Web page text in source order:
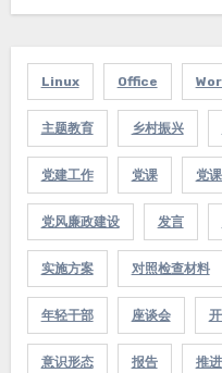
Linux Office
主题教育 乡村振兴
党建工作 党课 党
党风廉政建设 发言
实施方案 对照检查材料
年轻干部 座谈会
意识形态 报告 推